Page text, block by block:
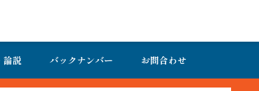
論説 バックナンバー お問合わせ